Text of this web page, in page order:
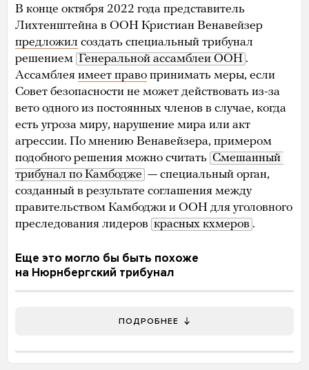
В конце октября 2022 года представитель
Лихтенштейна в ООН Кристиан Венавейзер
предложил создать специальный трибунал
решением Генеральной ассамблеи ООН .
Ассамблея имеет право принимать меры, если
Совет безопасности не может действовать из-за
вето одного из постоянных членов в случае, когда
есть угроза миру, нарушение мира или акт
агрессии. По мнению Венавейзера, примером
подобного решения можно считать Смешанный
трибунал по Камбодже — специальный орган,
созданный в результате соглашения между
правительством Камбоджи и ООН для уголовного
преследования лидеров красных кхмеров .
Еще это могло бы быть похоже
на Нюрнбергский трибунал
ПОДРОБНЕЕ